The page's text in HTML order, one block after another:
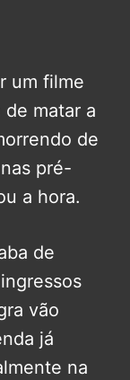
um filme
matar a
de
pré-
a hora.
de
vão
já
na